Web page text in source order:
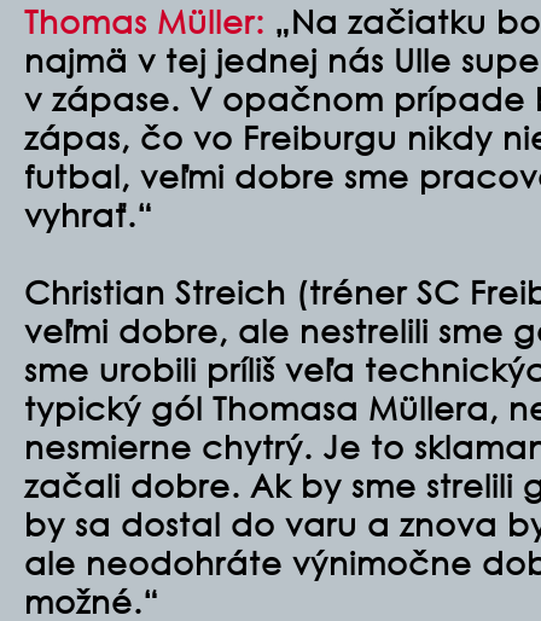
Thomas Müller: „Na začiatku
najmä v tej jednej nás Ulle
v zápase. V opačnom prípade
zápas, čo vo Freiburgu nikdy
futbal, veľmi dobre sme
vyhrať.“
Christian Streich (tréner SC
veľmi dobre, ale nestrelili sme
sme urobili príliš veľa
typický gól Thomasa Müllera,
nesmierne chytrý. Je to
začali dobre. Ak by sme strelili
by sa dostal do varu a znova
ale neodohráte výnimočne
možné.“